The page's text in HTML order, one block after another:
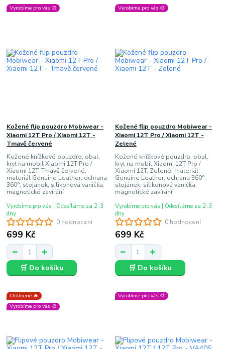
Vyrobíme pro vás 🎨
0 hodnocení
Kožené flip pouzdro Mobiwear -
Xiaomi 12T Pro / Xiaomi 12T -
Tmavě červené
Kožené knížkové pouzdro, obal,
kryt na mobil Xiaomi 12T Pro /
Xiaomi 12T, Tmavě červené,
materiál Genuine Leather, ochrana
360°, stojánek, silikonová vanička,
magnetické zavírání
699 Kč
Vyrobíme pro vás | Odesíláme za 2-3
dny
🛒 Do košíku
Vyrobíme pro vás 🎨
0 hodnocení
Kožené flip pouzdro Mobiwear -
Xiaomi 12T Pro / Xiaomi 12T -
Zelené
Kožené knížkové pouzdro, obal,
kryt na mobil Xiaomi 12T Pro /
Xiaomi 12T, Zelené, materiál
Genuine Leather, ochrana 360°,
stojánek, silikonová vanička,
magnetické zavírání
699 Kč
Vyrobíme pro vás | Odesíláme za 2-3
dny
🛒 Do košíku
Oblíbené 🔥
Vyrobíme pro vás 🎨
Vyrobíme pro vás 🎨